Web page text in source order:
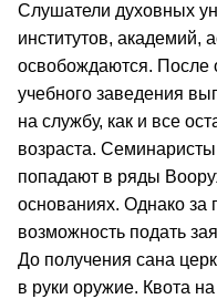
Слушатели духовных
институтов, академий,
освобождаются. После
учебного заведения
на службу, как и все
возраста.
попадают в ряды
основаниях. Однако за
возможность подать
До получения сана
в руки оружие. Квота